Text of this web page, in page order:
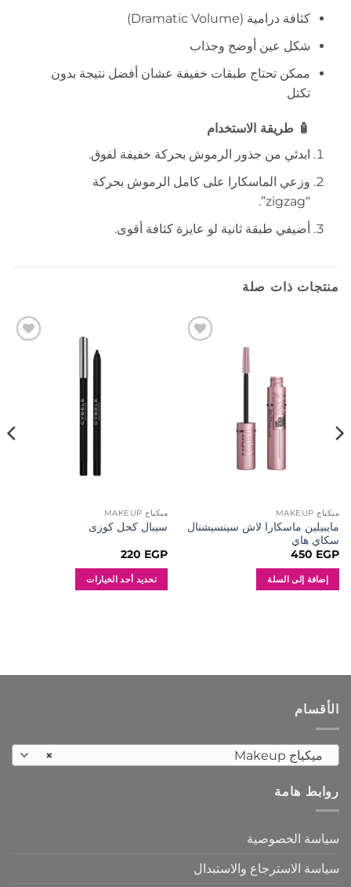
كثافة درامية (Dramatic Volume)
شكل عين أوضح وجذاب
ممكن تحتاج طبقات خفيفة عشان أفضل نتيجة بدون
تكتل
🧴 طريقة الاستخدام
ابدئي من جذور الرموش بحركة خفيفة لفوق.
وزعي الماسكارا على كامل الرموش بحركة
“zigzag”.
أضيفي طبقة ثانية لو عايزة كثافة أقوى.
منتجات ذات صلة
ميكياج MAKEUP
مايبيلين ماسكارا لاش سينسيشنال
سكاي هاي
450 EGP
إضافة إلى السلة
ميكياج MAKEUP
سيبال كحل كوزى
220 EGP
تحديد أحد الخيارات
الخيارات
الأقسام
× ميكياج Makeup
روابط هامة
سياسة الخصوصية
سياسة الاسترجاع والاستبدال